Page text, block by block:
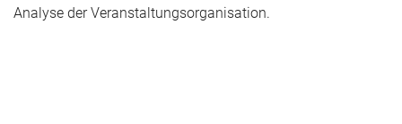
Presse + Medien
Analyse der Veranstaltungsorganisation.